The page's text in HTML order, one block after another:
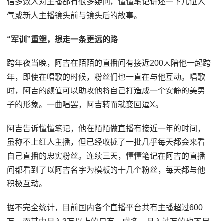
信多数人对主播都有很多疑问，懂懂笔记讲述一下几位人
气或新人主播镜头前与镜头后的故事。
“军训”重塑，想走一条更远的路
跨年夜当晚，阿吉在陌陌的直播间有接近200人陪他一起跨
年，即使在唱歌的时候，粉丝们也一直在与他互动。唱歌
时，阿吉的颜值可以助攻他将自己打造成一个安静的美男
子的形象。一曲唱罢，阿吉转而就变回逗X。
阿吉告诉懂懂笔记，他在陌陌做直播有接近一年的时间，
虽称不上红人主播，但已经收拢了一批几乎每天都会来看
自己直播的忠实粉丝。连续三天，懂懂笔记在阿吉的直播
间都看到了以阿吉名字为模板的十几个粉丝，每天都与他
积极互动。
据不完全统计，目前国内各个直播平台共有主播超过600